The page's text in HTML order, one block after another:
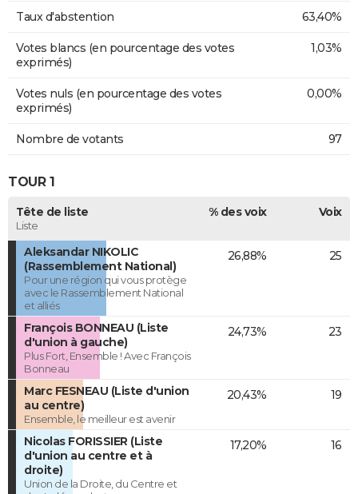
Taux d'abstention 63,40%
Votes blancs (en pourcentage des votes
exprimés)
1,03%
Votes nuls (en pourcentage des votes
exprimés)
0,00%
Nombre de votants 97
TOUR 1
Tête de liste
Liste
% des voix Voix
Aleksandar NIKOLIC
(Rassemblement National)
Pour une région qui vous protège
avec le Rassemblement National
et alliés
26,88% 25
François BONNEAU (Liste
d'union à gauche)
Plus Fort, Ensemble ! Avec François
Bonneau
24,73% 23
Marc FESNEAU (Liste d'union
au centre)
Ensemble, le meilleur est avenir
20,43% 19
Nicolas FORISSIER (Liste
d'union au centre et à
droite)
Union de la Droite, du Centre et
17,20% 16